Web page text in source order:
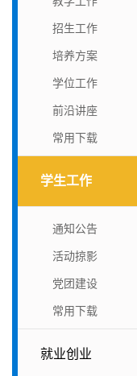
招生工作
培养方案
学位工作
前沿讲座
常用下载
学生工作
通知公告
活动掠影
党团建设
常用下载
就业创业